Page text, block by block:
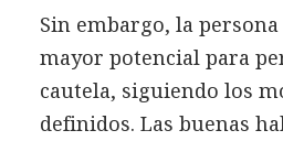
Sin embargo, la
mayor potencial para
cautela, siguiendo los
definidos. Las buenas